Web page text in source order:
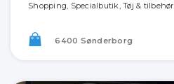
Shopping, Specialbutik, Tøj & tilbehør
6400 Sønderborg